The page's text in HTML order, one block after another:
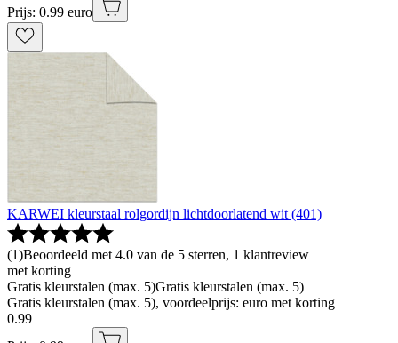
Prijs: 0.99 euro
KARWEI kleurstaal rolgordijn lichtdoorlatend wit (401)
(1)Beoordeeld met 4.0 van de 5 sterren, 1 klantreview
met korting
Gratis kleurstalen (max. 5)Gratis kleurstalen (max. 5)
Gratis kleurstalen (max. 5), voordeelprijs: euro met korting
0.99